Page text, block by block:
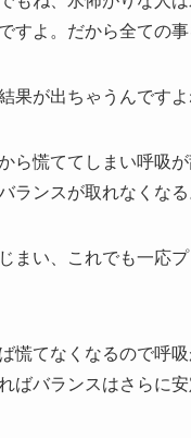
すよ。だから全ての
果が出ちゃうんですよ
ら慌ててしまい呼吸
ランスが取れなくな
まい、これでも一応
慌てなくなるので呼
ばバランスはさらに